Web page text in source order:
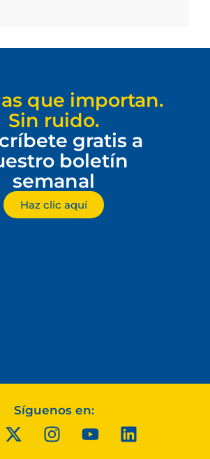
que importan.
Sin ruido.
gratis a
boletín
semanal
Haz clic aquí
Síguenos en: